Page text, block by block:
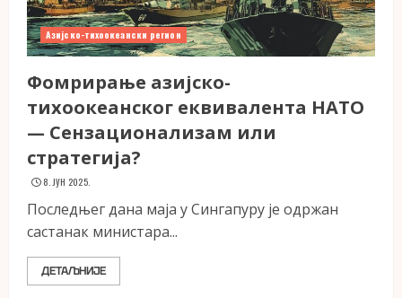
Азијско-тихоокеански регион
Фомрирање азијско-
тихоокеанског еквивалента НАТО
— Сензационализам или
стратегија?
8. ЈУН 2025.
Последњег дана маја у Сингапуру је одржан
састанак министара...
ДЕТАЉНИЈЕ